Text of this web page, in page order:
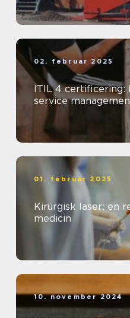
02. februar 2025
ITIL 4 certificering:
service
01. februar 2025
Kirurgisk laser: en
medicin
10. november 2024